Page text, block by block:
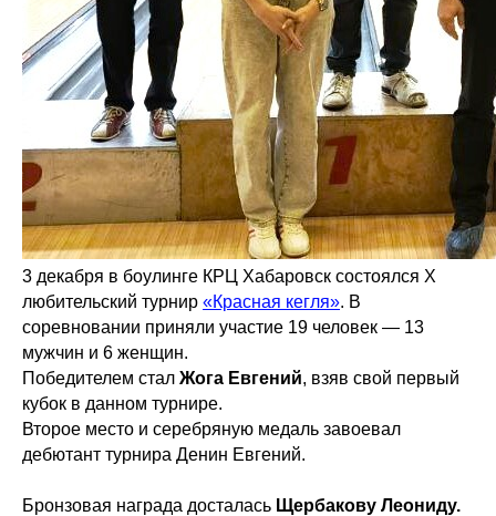
3 декабря в боулинге КРЦ Хабаровск состоялся X
любительский турнир «Красная кегля». В
соревновании приняли участие 19 человек — 13
мужчин и 6 женщин.
Победителем стал Жога Евгений, взяв свой первый
кубок в данном турнире.
Второе место и серебряную медаль завоевал
дебютант турнира Денин Евгений.
Бронзовая награда досталась Щербакову Леониду.